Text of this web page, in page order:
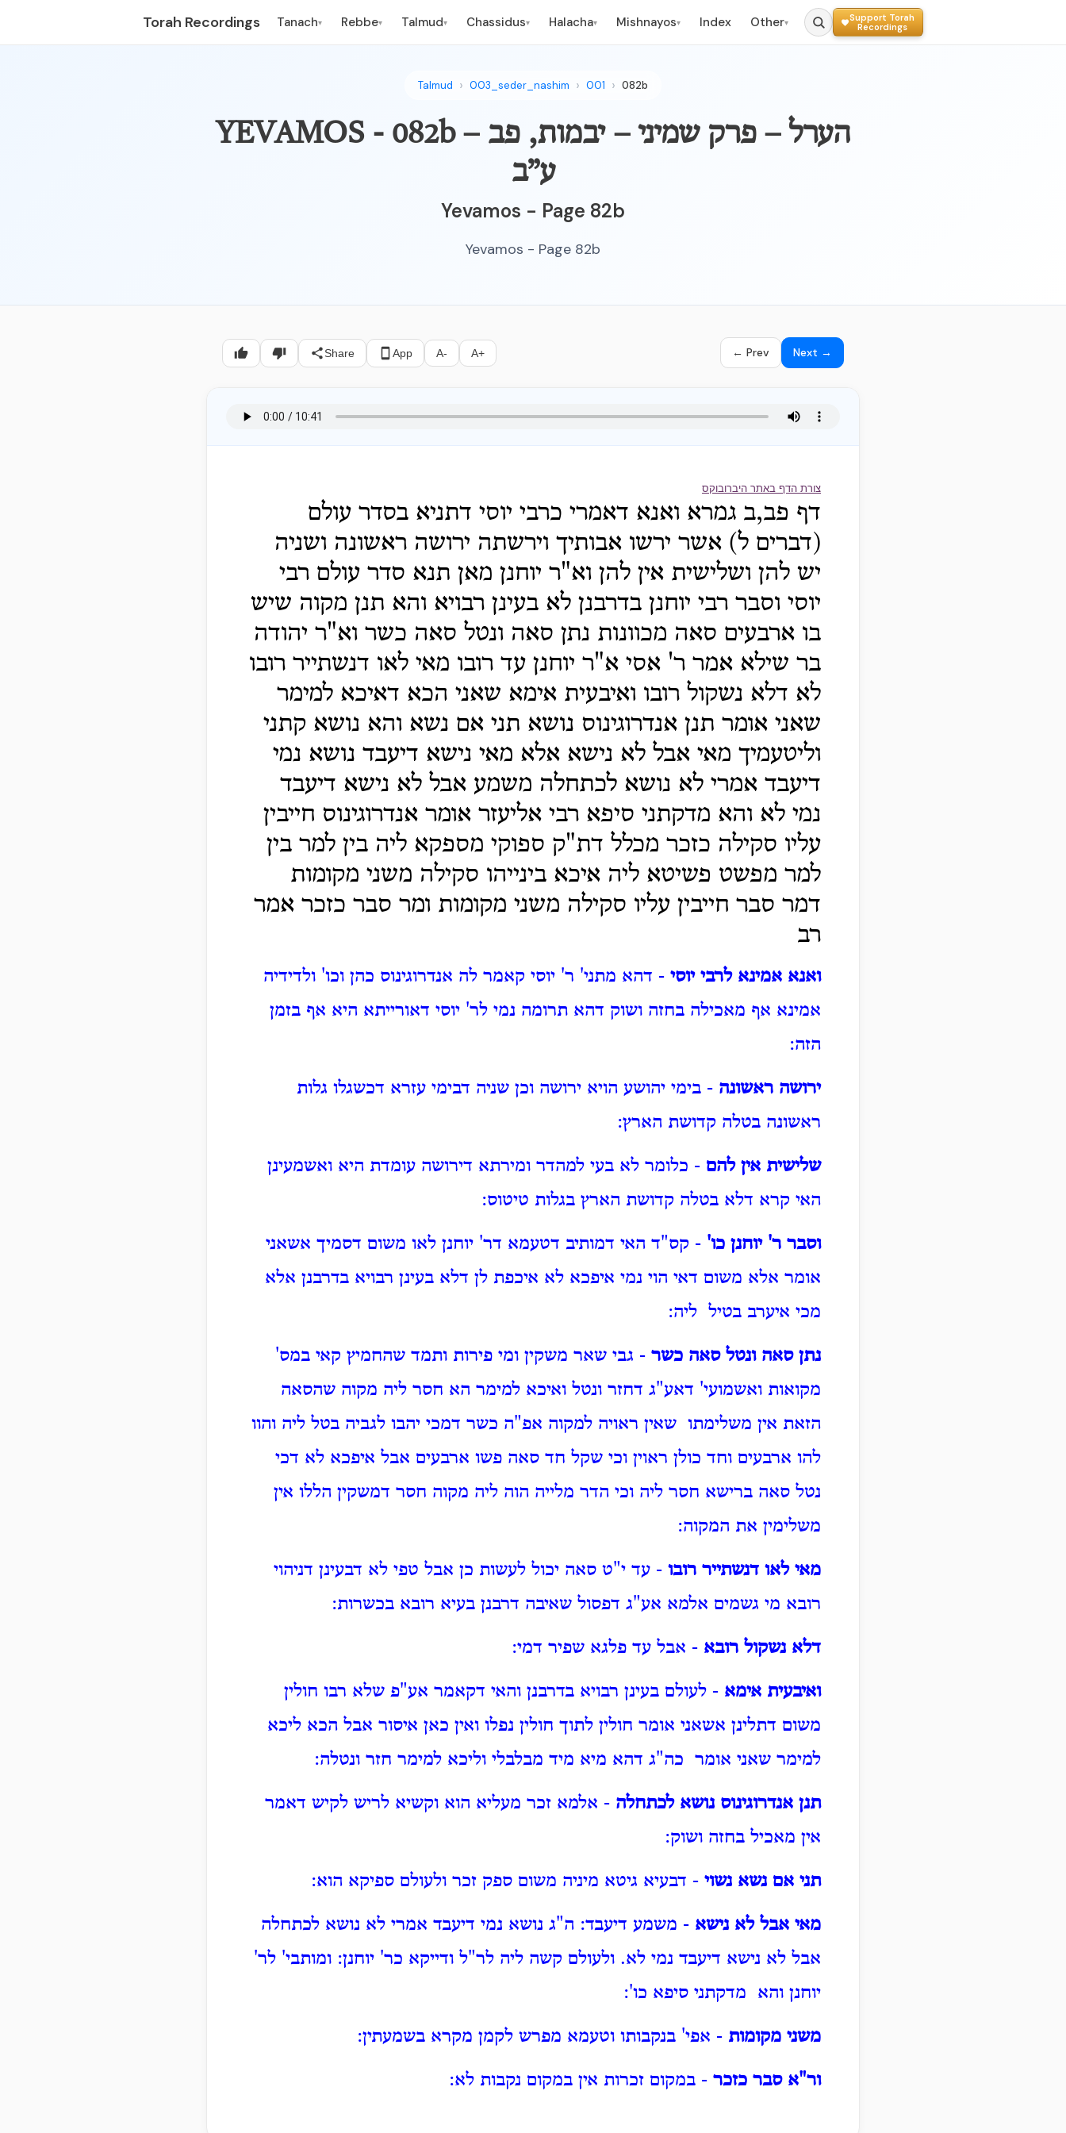
Torah Recordings Tanach▾ Rebbe▾ Talmud▾ Chassidus▾ Halacha▾ Mishnayos▾ Index Other▾
Support Torah
Recordings
Talmud 003_seder_nashim 001 082b
YEVAMOS - 082b – הערל – פרק שמיני – יבמות, פב
ע”ב
Yevamos - Page 82b
Yevamos - Page 82b
Share App A- A+ ← Prev Next →
צורת הדף באתר היברובוקס
דף פב,ב גמרא ואנא דאמרי כרבי יוסי דתניא בסדר עולם
(דברים ל) אשר ירשו אבותיך וירשתה ירושה ראשונה ושניה
יש להן ושלישית אין להן וא"ר יוחנן מאן תנא סדר עולם רבי
יוסי וסבר רבי יוחנן בדרבנן לא בעינן רבויא והא תנן מקוה שיש
בו ארבעים סאה מכוונות נתן סאה ונטל סאה כשר וא"ר יהודה
בר שילא אמר ר' אסי א"ר יוחנן עד רובו מאי לאו דנשתייר רובו
לא דלא נשקול רובו ואיבעית אימא שאני הכא דאיכא למימר
שאני אומר תנן אנדרוגינוס נושא תני אם נשא והא נושא קתני
וליטעמיך מאי אבל לא נישא אלא מאי נישא דיעבד נושא נמי
דיעבד אמרי לא נושא לכתחלה משמע אבל לא נישא דיעבד
נמי לא והא מדקתני סיפא רבי אליעזר אומר אנדרוגינוס חייבין
עליו סקילה כזכר מכלל דת"ק ספוקי מספקא ליה בין למר בין
למר מפשט פשיטא ליה איכא בינייהו סקילה משני מקומות
דמר סבר חייבין עליו סקילה משני מקומות ומר סבר כזכר אמר
רב
ואנא אמינא לרבי יוסי - דהא מתני' ר' יוסי קאמר לה אנדרוגינוס כהן וכו' ולדידיה
אמינא אף מאכילה בחזה ושוק דהא תרומה נמי לר' יוסי דאורייתא היא אף בזמן
הזה:
ירושה ראשונה - בימי יהושע הויא ירושה וכן שניה דבימי עזרא דכשגלו גלות
ראשונה בטלה קדושת הארץ:
שלישית אין להם - כלומר לא בעי למהדר ומירתא דירושה עומדת היא ואשמעינן
האי קרא דלא בטלה קדושת הארץ בגלות טיטוס:
וסבר ר' יוחנן כו' - קס"ד האי דמותיב דטעמא דר' יוחנן לאו משום דסמיך אשאני
אומר אלא משום דאי הוי נמי איפכא לא איכפת לן דלא בעינן רבויא בדרבנן אלא
מכי איערב בטיל ליה:
נתן סאה ונטל סאה כשר - גבי שאר משקין ומי פירות ותמד שהחמיץ קאי במס'
מקואות ואשמועי' דאע"ג דחזר ונטל ואיכא למימר הא חסר ליה מקוה שהסאה
הזאת אין משלימתו שאין ראויה למקוה אפ"ה כשר דמכי יהבו לגביה בטל ליה והוו
להו ארבעים וחד כולן ראוין וכי שקל חד סאה פשו ארבעים אבל איפכא לא דכי
נטל סאה ברישא חסר ליה וכי הדר מלייה הוה ליה מקוה חסר דמשקין הללו אין
משלימין את המקוה:
מאי לאו דנשתייר רובו - עד י"ט סאה יכול לעשות כן אבל טפי לא דבעינן דניהוי
רובא מי גשמים אלמא אע"ג דפסול שאיבה דרבנן בעיא רובא בכשרות:
דלא נשקול רובא - אבל עד פלגא שפיר דמי:
ואיבעית אימא - לעולם בעינן רבויא בדרבנן והאי דקאמר אע"פ שלא רבו חולין
משום דתלינן אשאני אומר חולין לתוך חולין נפלו ואין כאן איסור אבל הכא ליכא
למימר שאני אומר כה"ג דהא מיא מיד מבלבלי וליכא למימר חזר ונטלה:
תנן אנדרוגינוס נושא לכתחלה - אלמא זכר מעליא הוא וקשיא לריש לקיש דאמר
אין מאכיל בחזה ושוק:
תני אם נשא נשוי - דבעיא גיטא מיניה משום ספק זכר ולעולם ספיקא הוא:
מאי אבל לא נישא - משמע דיעבד: ה"ג נושא נמי דיעבד אמרי לא נושא לכתחלה
אבל לא נישא דיעבד נמי לא. ולעולם קשה ליה לר"ל ודייקא כר' יוחנן: ומותבי' לר'
יוחנן והא מדקתני סיפא כו':
משני מקומות - אפי' בנקבותו וטעמא מפרש לקמן מקרא בשמעתין:
ור"א סבר כזכר - במקום זכרות אין במקום נקבות לא: